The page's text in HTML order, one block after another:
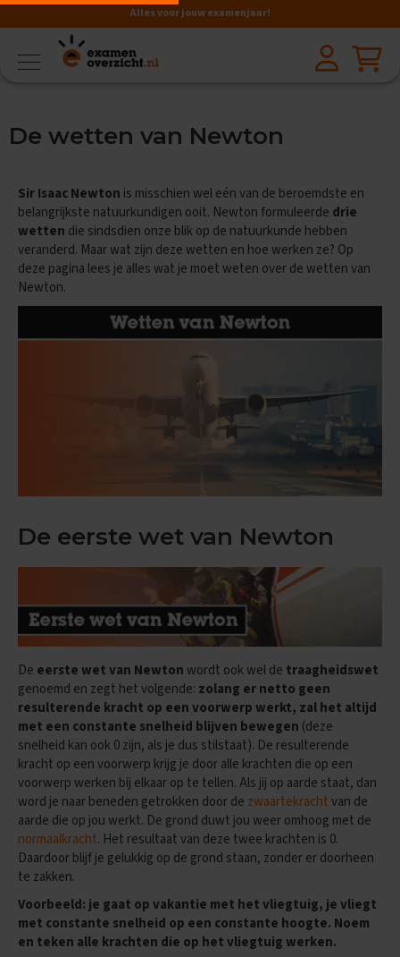
Alles voor jouw examenjaar!
VMBO
a
n
A
a
r
d
x
e
p
s
e
f
e
n
e
x
a
m
e
n
s
B
i
o
o
g
De wetten van Newton
Sir Isaac Newton is misschien wel eén van de beroemdste en
belangrijkste natuurkundigen ooit. Newton formuleerde drie
wetten die sindsdien onze blik op de natuurkunde hebben
veranderd. Maar wat zijn deze wetten en hoe werken ze? Op
deze pagina lees je alles wat je moet weten over de wetten van
Newton.
De eerste wet van Newton
De eerste wet van Newtonwordt ook wel de traagheidswet
genoemd en zegt het volgende: zolang er netto geen
resulterende kracht op een voorwerp werkt, zal het altijd
met een constante snelheid blijven bewegen (deze
snelheid kan ook 0 zijn, als je dus stilstaat). De resulterende
kracht op een voorwerp krijg je door alle krachten die op een
voorwerp werken bij elkaar op te tellen. Als jij op aarde staat, dan
word je naar beneden getrokken door de zwaartekrachtvan de
aarde die op jou werkt. De grond duwt jou weer omhoog met de
normaalkracht. Het resultaat van deze twee krachten is 0.
Daardoor blijf je gelukkig op de grond staan, zonder er doorheen
te zakken.
Voorbeeld: je gaat op vakantie met het vliegtuig, je vliegt
met constante snelheid op een constante hoogte. Noem
en teken alle krachten die op het vliegtuig werken.